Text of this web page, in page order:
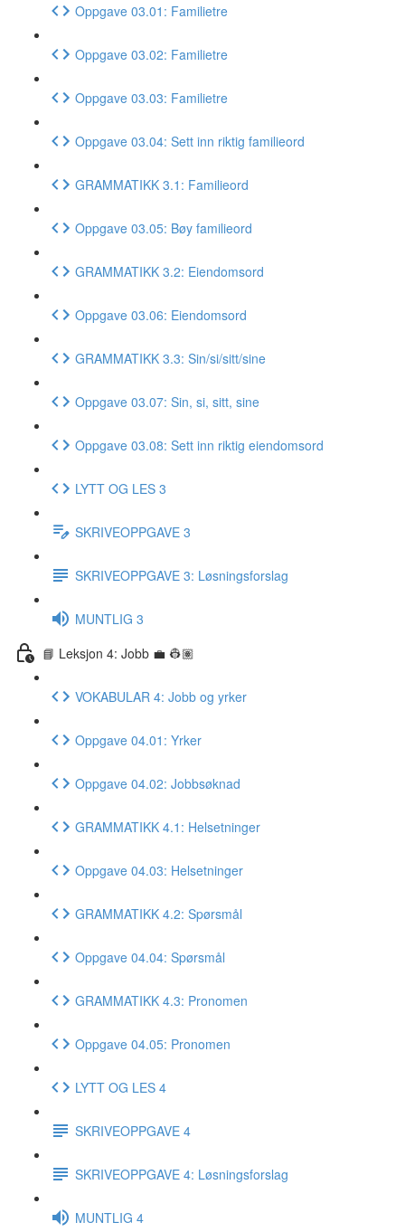
Oppgave 03.01: Familietre
Oppgave 03.02: Familietre
Oppgave 03.03: Familietre
Oppgave 03.04: Sett inn riktig familieord
GRAMMATIKK 3.1: Familieord
Oppgave 03.05: Bøy familieord
GRAMMATIKK 3.2: Eiendomsord
Oppgave 03.06: Eiendomsord
GRAMMATIKK 3.3: Sin/si/sitt/sine
Oppgave 03.07: Sin, si, sitt, sine
Oppgave 03.08: Sett inn riktig eiendomsord
LYTT OG LES 3
SKRIVEOPPGAVE 3
SKRIVEOPPGAVE 3: Løsningsforslag
MUNTLIG 3
📘 Leksjon 4: Jobb 💼 👷🏽
VOKABULAR 4: Jobb og yrker
Oppgave 04.01: Yrker
Oppgave 04.02: Jobbsøknad
GRAMMATIKK 4.1: Helsetninger
Oppgave 04.03: Helsetninger
GRAMMATIKK 4.2: Spørsmål
Oppgave 04.04: Spørsmål
GRAMMATIKK 4.3: Pronomen
Oppgave 04.05: Pronomen
LYTT OG LES 4
SKRIVEOPPGAVE 4
SKRIVEOPPGAVE 4: Løsningsforslag
MUNTLIG 4